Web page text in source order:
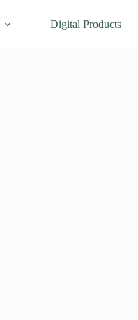
Digital Products